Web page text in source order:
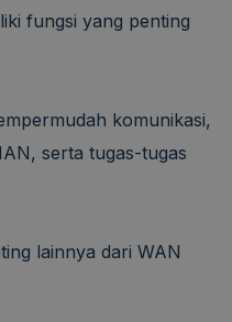
fungsi yang penting
komunikasi,
serta tugas-tugas
lainnya dari WAN